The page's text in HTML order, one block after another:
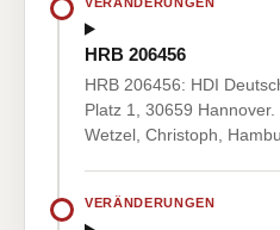
HRB 206456
HRB 206456: HDI
Platz 1, 30659
Wetzel, Christoph,
VERÄNDERUNGEN